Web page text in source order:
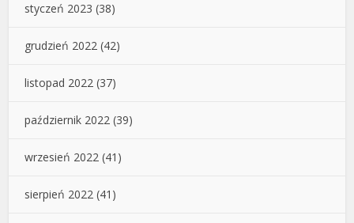
styczeń 2023 (38)
grudzień 2022 (42)
listopad 2022 (37)
październik 2022 (39)
wrzesień 2022 (41)
sierpień 2022 (41)